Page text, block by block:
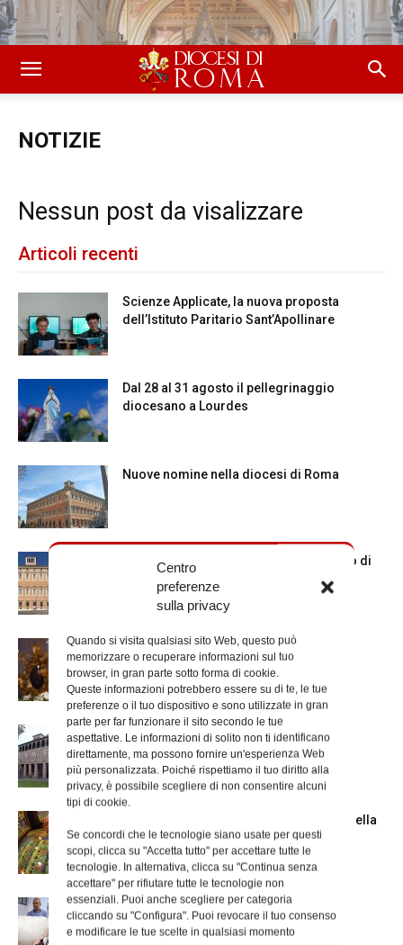
Centro
preferenze
sulla privacy
Quando si visita qualsiasi sito Web, questo può
memorizzare o recuperare informazioni sul tuo
browser, in gran parte sotto forma di cookie.
Queste informazioni potrebbero essere su di te, le tue
preferenze o il tuo dispositivo e sono utilizzate in gran
parte per far funzionare il sito secondo le tue
aspettative. Le informazioni di solito non ti identificano
direttamente, ma possono fornire un'esperienza Web
più personalizzata. Poiché rispettiamo il tuo diritto alla
privacy, è possibile scegliere di non consentire alcuni
tipi di cookie.
Se concordi che le tecnologie siano usate per questi
scopi, clicca su "Accetta tutto" per accettare tutte le
tecnologie. In alternativa, clicca su "Continua senza
accettare" per rifiutare tutte le tecnologie non
essenziali. Puoi anche scegliere per categoria
cliccando su "Configura". Puoi revocare il tuo consenso
e modificare le tue scelte in qualsiasi momento
NOTIZIE
Nessun post da visalizzare
Articoli recenti
Scienze Applicate, la nuova proposta
dell’Istituto Paritario Sant’Apollinare
Dal 28 al 31 agosto il pellegrinaggio
diocesano a Lourdes
Nuove nomine nella diocesi di Roma
Chiusura estiva degli Uffici del Vicariato di
La Madonna della Neve a Santa Maria
Maggiore
La Giornata mondiale dei nonni e degli
anziani: l’omelia del cardinale...
Azzardo: a Termini il centro d’ascolto della
Caritas
A San Saba la Messa per la Giornata dei
nonni e...